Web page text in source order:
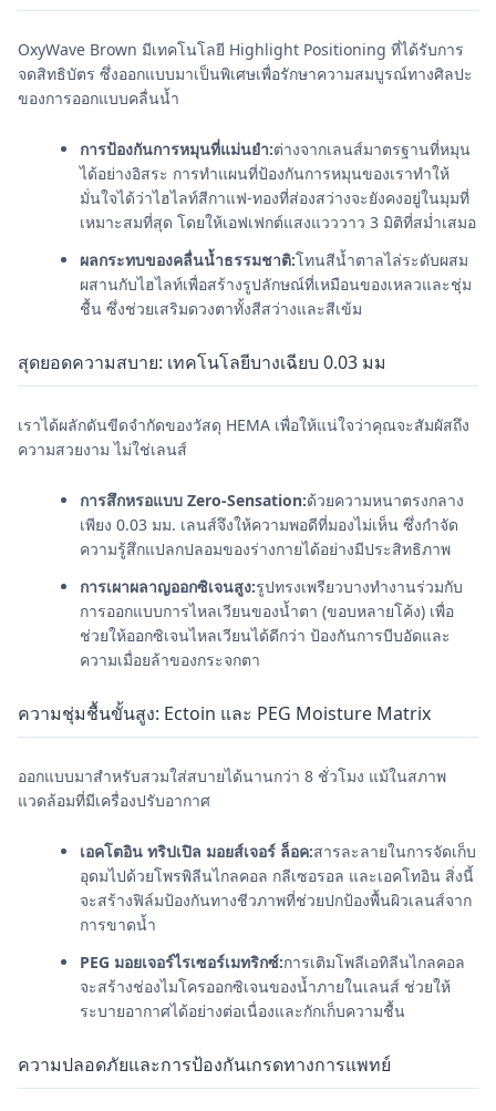
OxyWave Brown มีเทคโนโลยี Highlight Positioning ที่ได้รับการ
จดสิทธิบัตร ซึ่งออกแบบมาเป็นพิเศษเพื่อรักษาความสมบูรณ์ทางศิลปะ
ของการออกแบบคลื่นน้ำ
การป้องกันการหมุนที่แม่นยำ:ต่างจากเลนส์มาตรฐานที่หมุน
ได้อย่างอิสระ การทำแผนที่ป้องกันการหมุนของเราทำให้
มั่นใจได้ว่าไฮไลท์สีกาแฟ-ทองที่ส่องสว่างจะยังคงอยู่ในมุมที่
เหมาะสมที่สุด โดยให้เอฟเฟกต์แสงแวววาว 3 มิติที่สม่ำเสมอ
ผลกระทบของคลื่นน้ำธรรมชาติ:โทนสีน้ำตาลไล่ระดับผสม
ผสานกับไฮไลท์เพื่อสร้างรูปลักษณ์ที่เหมือนของเหลวและชุ่ม
ชื้น ซึ่งช่วยเสริมดวงตาทั้งสีสว่างและสีเข้ม
สุดยอดความสบาย: เทคโนโลยีบางเฉียบ 0.03 มม
เราได้ผลักดันขีดจำกัดของวัสดุ HEMA เพื่อให้แน่ใจว่าคุณจะสัมผัสถึง
ความสวยงาม ไม่ใช่เลนส์
การสึกหรอแบบ Zero-Sensation:ด้วยความหนาตรงกลาง
เพียง 0.03 มม. เลนส์จึงให้ความพอดีที่มองไม่เห็น ซึ่งกำจัด
ความรู้สึกแปลกปลอมของร่างกายได้อย่างมีประสิทธิภาพ
การเผาผลาญออกซิเจนสูง:รูปทรงเพรียวบางทำงานร่วมกับ
การออกแบบการไหลเวียนของน้ำตา (ขอบหลายโค้ง) เพื่อ
ช่วยให้ออกซิเจนไหลเวียนได้ดีกว่า ป้องกันการบีบอัดและ
ความเมื่อยล้าของกระจกตา
ความชุ่มชื้นขั้นสูง: Ectoin และ PEG Moisture Matrix
ออกแบบมาสำหรับสวมใส่สบายได้นานกว่า 8 ชั่วโมง แม้ในสภาพ
แวดล้อมที่มีเครื่องปรับอากาศ
เอคโตอิน ทริปเปิล มอยส์เจอร์ ล็อค:สารละลายในการจัดเก็บ
อุดมไปด้วยโพรพิลีนไกลคอล กลีเซอรอล และเอคโทอิน สิ่งนี้
จะสร้างฟิล์มป้องกันทางชีวภาพที่ช่วยปกป้องพื้นผิวเลนส์จาก
การขาดน้ำ
PEG มอยเจอร์ไรเซอร์เมทริกซ์:การเติมโพลีเอทิลีนไกลคอล
จะสร้างช่องไมโครออกซิเจนของน้ำภายในเลนส์ ช่วยให้
ระบายอากาศได้อย่างต่อเนื่องและกักเก็บความชื้น
ความปลอดภัยและการป้องกันเกรดทางการแพทย์